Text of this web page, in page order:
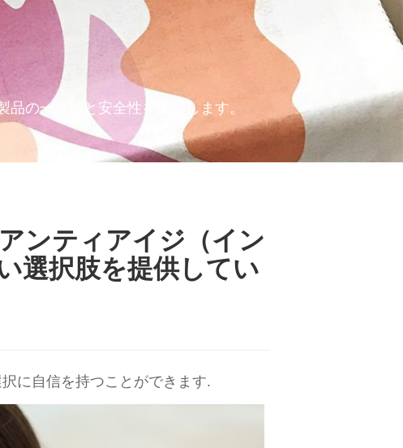
の一致性と安全性を保証します。
ンティアイジ（イン
選択肢を提供してい
に自信を持つことができます.